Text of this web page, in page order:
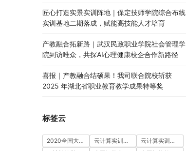
匠心打造实景实训阵地｜保定技师学院综合布线
实训基地二期落成，赋能高技能人才培育
产教融合拓新路｜武汉民政职业学院社会管理学
院到访唯众，共探AI心理健康校企合作新路径
喜报｜产教融合结硕果！我司联合院校斩获
2025 年湖北省职业教育教学成果特等奖
标签云
2020全国大学生5G技术及应用大赛 云计算实训室建设方案
云计算实训平台